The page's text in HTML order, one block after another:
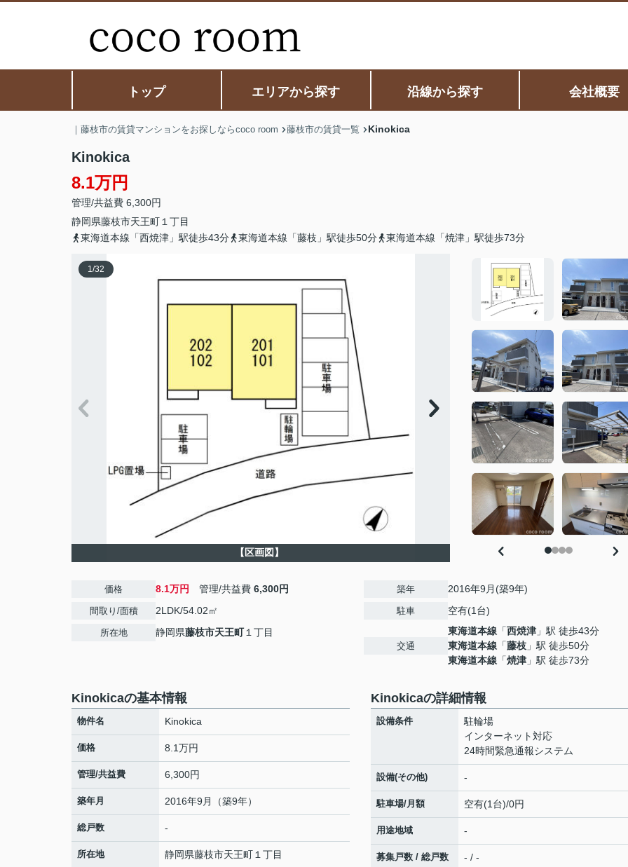
トップ エリアから探す 沿線から探す 会社概要
｜藤枝市の賃貸マンションをお探しならcoco room 藤枝市の賃貸一覧 Kinokica
Kinokica
8.1万円
管理/共益費 6,300円
静岡県藤枝市天王町 １丁目
東海道本線「西焼津」駅徒歩43分
東海道本線「藤枝」駅徒歩50分 東海道本線「焼津」駅徒歩73分
1/32
【区画図】
価格 8.1万円 管理/共益費 6,300円
間取り/面積 2LDK/54.02㎡
所在地 静岡県藤枝市天王町１丁目
築年 2016年9月(築9年)
駐車 空有(1台)
交通
東海道本線 「西焼津 」駅 徒歩43分
東海道本線 「藤枝 」駅 徒歩50分
東海道本線 「焼津 」駅 徒歩73分
Kinokicaの基本情報
物件名 Kinokica
価格 8.1万円
管理/共益費 6,300円
築年月 2016年9月（築9年）
総戸数 -
所在地 静岡県藤枝市天王町 １丁目
Kinokicaの詳細情報
設備条件
駐輪場
インターネット対応
24時間緊急通報システム
設備(その他) -
駐車場/月額 空有(1台)/0円
用途地域 -
募集戸数 / 総戸数 - / -